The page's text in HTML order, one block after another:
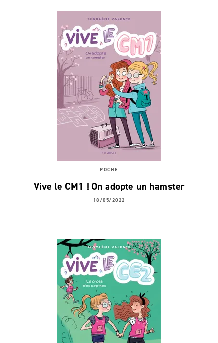
POCHE
Vive le CM1 ! On adopte un hamster
18/05/2022